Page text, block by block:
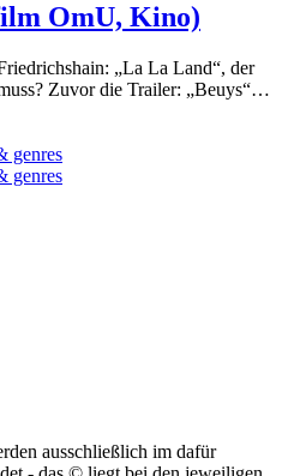
OmU, Kino)
„La La Land“, der
Zuvor die Trailer: „Beuys“…
ausschließlich im dafür